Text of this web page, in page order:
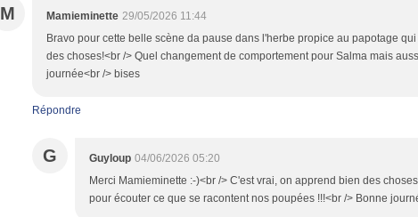
M Mamieminette 29/05/2026 11:44
Bravo pour cette belle scène da pause dans l'herbe propice au papotage
des choses!<br /> Quel changement de comportement pour Salma mais
journée<br /> bises
Répondre
G Guyloup 04/06/2026 05:20
Merci Mamieminette :-)<br /> C'est vrai, on apprend bien des
pour écouter ce que se racontent nos poupées !!!<br /> Bonne